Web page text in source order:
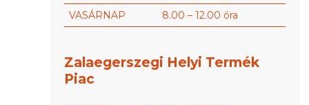
VASÁRNAP
8.00 – 12.00 óra
Zalaegerszegi Helyi Termék
Piac